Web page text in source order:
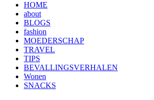
HOME
about
BLOGS
fashion
MOEDERSCHAP
TRAVEL
TIPS
BEVALLINGSVERHALEN
Wonen
SNACKS